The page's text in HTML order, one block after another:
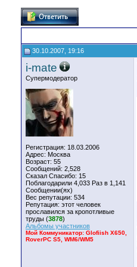
30.10.2007, 19:16
i-mate
Супермодератор
Регистрация: 18.03.2006
Адрес: Москва
Возраст: 55
Сообщений: 2,528
Сказал Спасибо: 15
Поблагодарили 4,033 Раз в 1,141
Сообщении(ях)
Вес репутации: 534
Репутация: этот человек
прославился за кропотливые
труды (3878)
Альбомы участников
Мой Коммуникатор: Glofiish X650,
RoverPC S5, WM6/WM5